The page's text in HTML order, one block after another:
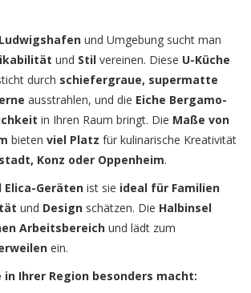
und Umgebung sucht man
und Stil vereinen. Diese U-Küche
durch schiefergraue, supermatte
ausstrahlen, und die Eiche Bergamo-
in Ihren Raum bringt. Die Maße von
bieten viel Platz für kulinarische Kreativität
Konz oder Oppenheim.
Elica-Geräten ist sie ideal für Familien
und Design schätzen. Die Halbinsel
Arbeitsbereich und lädt zum
ein.
in Ihrer Region besonders macht: